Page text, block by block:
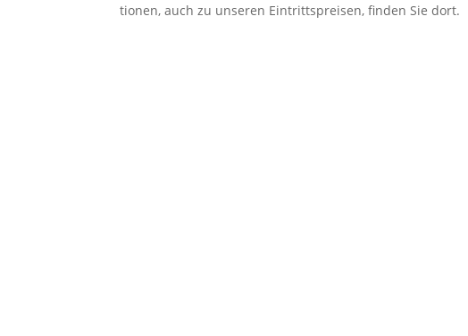
tio­nen, auch zu unse­ren Ein­tritts­prei­sen, fin­den Sie dort.